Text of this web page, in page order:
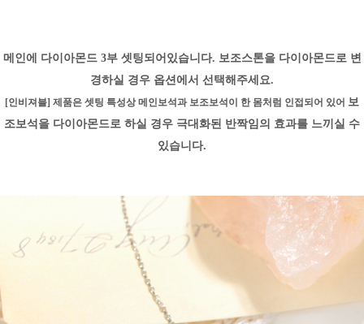
메인에 다이아몬드 3부 셋팅되어있습니다. 보조스톤을 다이아몬드로 변
경하실 경우 옵션에서 선택해주세요.
[인비져블] 제품은 셋팅 특성상 메인보석과 보조보석이 한 몸처럼 인접되어 있어 보
조보석을 다이아몬드로 하실 경우 극대화된 반짝임의 효과를 느끼실 수
있습니다.